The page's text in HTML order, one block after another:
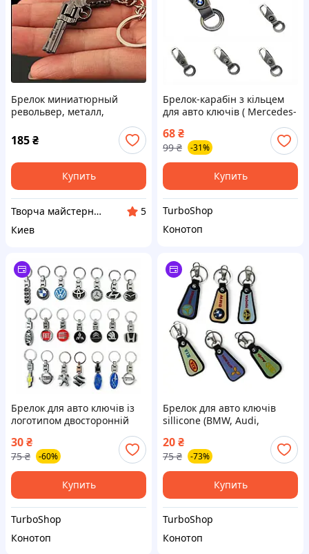
Брелок миниатюрный
револьвер, металл,
ключей
185₴
Купить
Творча майстерня "WoollyFox"
5
Киев
Брелок-карабін з кільцем
для авто ключів ( Mercedes-
68₴
99 ₴ -31%
Купить
TurboShop
Конотоп
Брелок для авто ключів із
логотипом двосторонній
Mercedes-Benz,Toyota)
30₴
75 ₴ -60%
Купить
TurboShop
Конотоп
Брелок для авто ключів
sillicone (BMW, Audi,
Volkswagen, Mercedes-Benz,
Toyota)
20₴
75 ₴ -73%
Купить
TurboShop
Конотоп